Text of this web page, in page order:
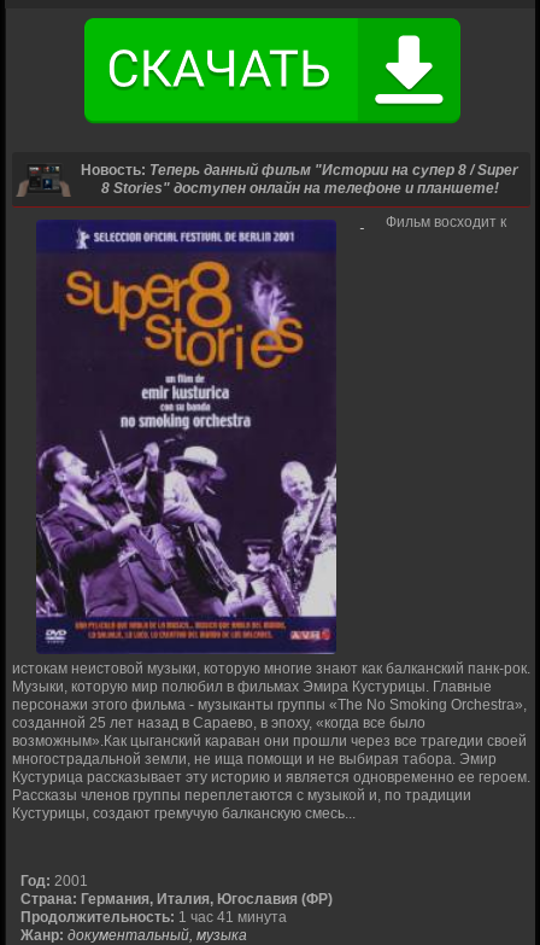
Новость: Теперь данный фильм "Истории на супер 8 / Super
8 Stories" доступен онлайн на телефоне и планшете!
Фильм восходит к
истокам неистовой музыки, которую многие знают как балканский панк-рок.
Музыки, которую мир полюбил в фильмах Эмира Кустурицы. Главные
персонажи этого фильма - музыканты группы «The No Smoking Orchestra»,
созданной 25 лет назад в Сараево, в эпоху, «когда все было
возможным».Как цыганский караван они прошли через все трагедии своей
многострадальной земли, не ища помощи и не выбирая табора. Эмир
Кустурица рассказывает эту историю и является одновременно ее героем.
Рассказы членов группы переплетаются с музыкой и, по традиции
Кустурицы, создают гремучую балканскую смесь...
Год: 2001
Страна: Германия, Италия, Югославия (ФР)
Продолжительность: 1 час 41 минута
Жанр: документальный, музыка